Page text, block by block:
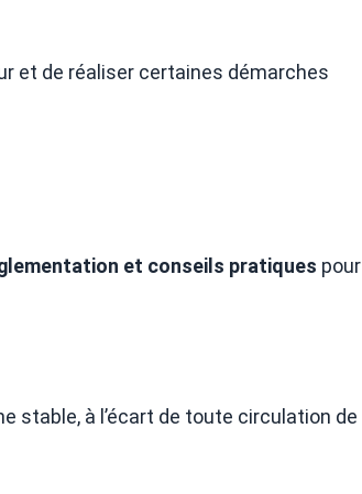
et de réaliser certaines démarches
et conseils pratiques pour
stable, à l’écart de toute circulation de